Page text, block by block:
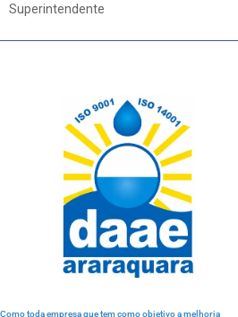
Superintendente
Como toda empresa que tem como objetivo a melhoria